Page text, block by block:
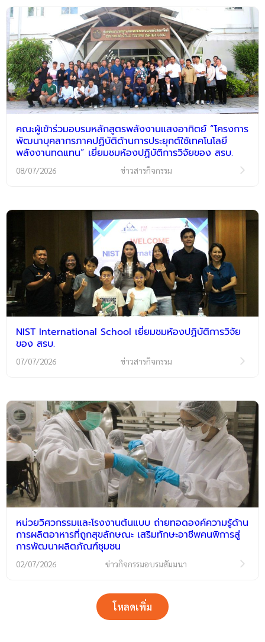
คณะผู้เข้าร่วมอบรมหลักสูตรพลังงานแสงอาทิตย์ “โครงการ
พัฒนาบุคลากรภาคปฏิบัติด้านการประยุกต์ใช้เทคโนโลยี
พลังงานทดแทน” เยี่ยมชมห้องปฏิบัติการวิจัยของ สรบ.
08/07/2026 ข่าวสารกิจกรรม
NIST International School เยี่ยมชมห้องปฏิบัติการวิจัย
ของ สรบ.
07/07/2026 ข่าวสารกิจกรรม
หน่วยวิศวกรรมและโรงงานต้นแบบ ถ่ายทอดองค์ความรู้ด้าน
การผลิตอาหารที่ถูกสุขลักษณะ เสริมทักษะอาชีพคนพิการสู่
การพัฒนาผลิตภัณฑ์ชุมชน
02/07/2026 ข่าวกิจกรรมอบรมสัมมนา
โหลดเพิ่ม